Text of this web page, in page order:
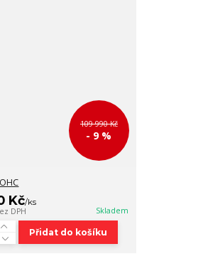
109 990 Kč
- 9 %
Kč/ks
DPH Skladem
Přidat do košíku